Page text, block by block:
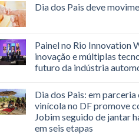
Dia dos Pais deve
Painel no Rio Innovation
inovação e múltiplas
futuro da indústria
Dia dos Pais: em
vinícola no DF promove
Jobim seguido de jantar
em seis etapas